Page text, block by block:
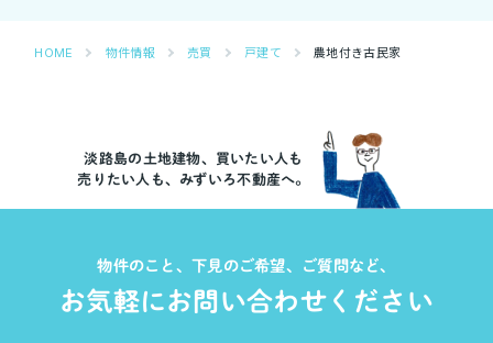
HOME 物件情報 売買 戸建て 農地付き古民家
淡路島の土地建物、買いたい人も
売りたい人も、みずいろ不動産へ。
物件のこと、下見のご希望、ご質問など、
お気軽にお問い合わせください